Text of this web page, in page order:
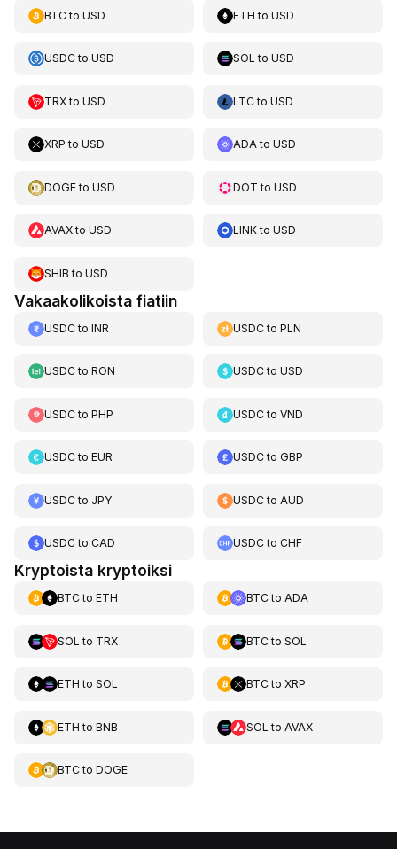
BTCto USD ETH toUSD
USDCto USD SOL toUSD
TRXto USD LTCtoUSD
XRP to USD ADAtoUSD
DOGEto USD DOT toUSD
AVAXto USD LINKtoUSD
SHIB to USD
Vakaakolikoista fiatiin
USDCto INR USDCtoPLN
USDCto RON USDCtoUSD
USDCto PHP USDCtoVND
USDCto EUR USDCtoGBP
USDCto JPY USDCto AUD
USDCto CAD USDCtoCHF
Kryptoista kryptoiksi
BTCto ETH BTCto ADA
SOL to TRX BTCto SOL
ETH to SOL BTCto XRP
ETH to BNB SOL to AVAX
BTCto DOGE